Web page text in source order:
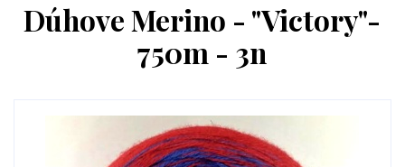
Dúhove Merino - "Victory"-
750m - 3n